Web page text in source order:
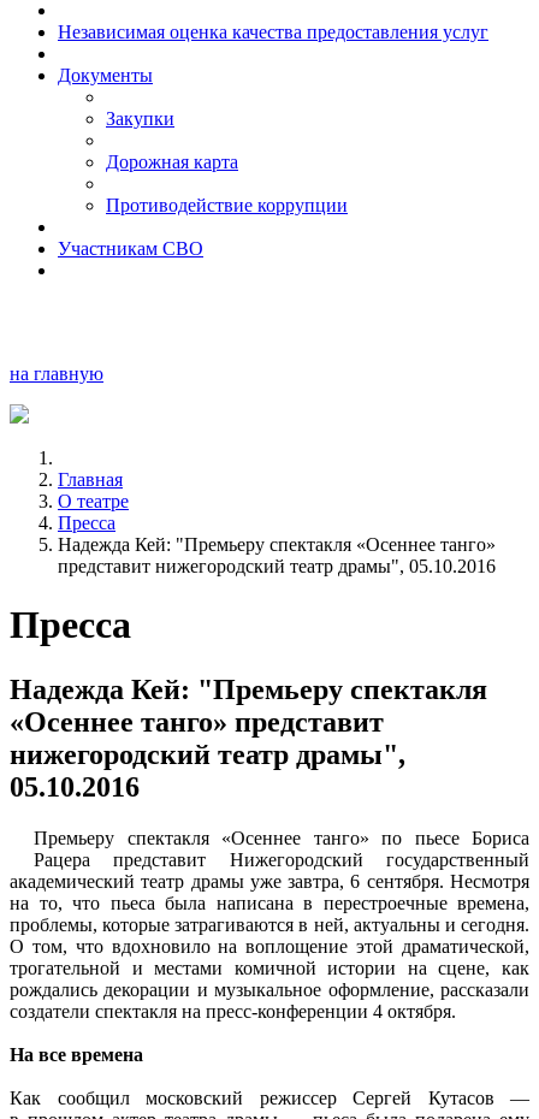
Независимая оценка качества предоставления услуг
Документы
Закупки
Дорожная карта
Противодействие коррупции
Участникам СВО
на главную
Главная
О театре
Пресса
Надежда Кей: "Премьеру спектакля «Осеннее танго»
представит нижегородский театр драмы", 05.10.2016
Пресса
Надежда Кей: "Премьеру спектакля
«Осеннее танго» представит
нижегородский театр драмы",
05.10.2016
Премьеру спектакля «Осеннее танго» по пьесе Бориса
Рацера представит Нижегородский государственный
академический театр драмы уже завтра, 6 сентября. Несмотря
на то, что пьеса была написана в перестроечные времена,
проблемы, которые затрагиваются в ней, актуальны и сегодня.
О том, что вдохновило на воплощение этой драматической,
трогательной и местами комичной истории на сцене, как
рождались декорации и музыкальное оформление, рассказали
создатели спектакля на пресс-конференции 4 октября.
На все времена
Как сообщил московский режиссер Сергей Кутасов —